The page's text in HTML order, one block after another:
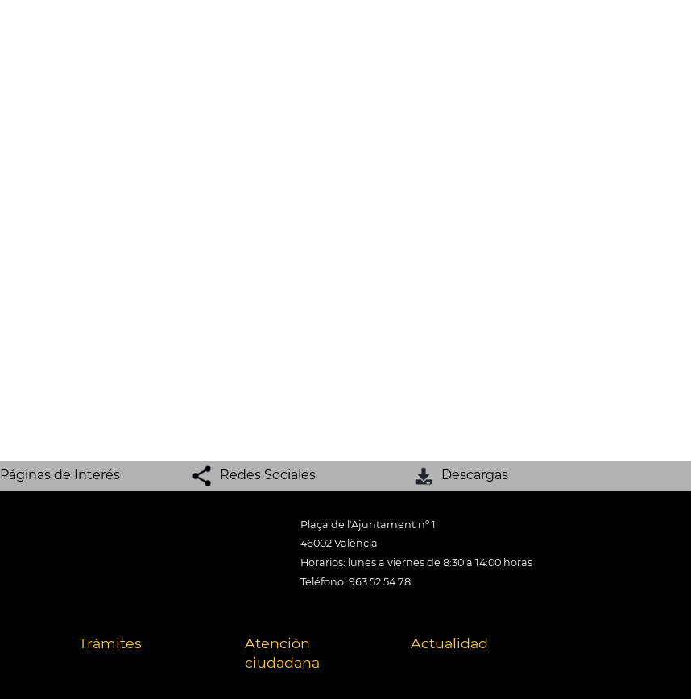
Páginas de Interés Redes Sociales Descargas
Plaça de l'Ajuntament nº 1
46002 València
Horarios: lunes a viernes de 8:30 a 14:00 horas
Teléfono: 963 52 54 78
Trámites
Atención
ciudadana
Actualidad